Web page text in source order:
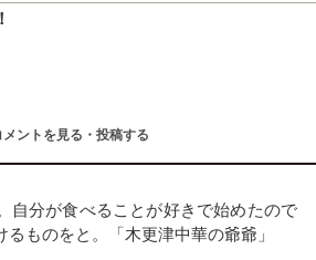
メントを見る・投稿する
自分が食べることが好きで始めたので
ものをと。「木更津中華の爺爺」